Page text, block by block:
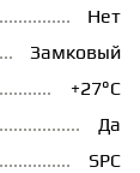
Нет
Замковый
+27°С
Да
SPC